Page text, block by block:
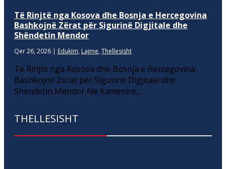
Të Rinjtë nga Kosova dhe Bosnja e Hercegovina
Bashkojnë Zërat për Sigurinë Digjitale dhe
Shëndetin Mendor
Qer 26, 2026 | Edukim, Lajme, Thellesisht
Të Rinjtë nga Kosova dhe Bosnja e Hercegovina
Bashkojnë Zërat për Sigurinë Digjitale dhe
Shëndetin Mendor Në Kamenicë,...
THELLESISHT